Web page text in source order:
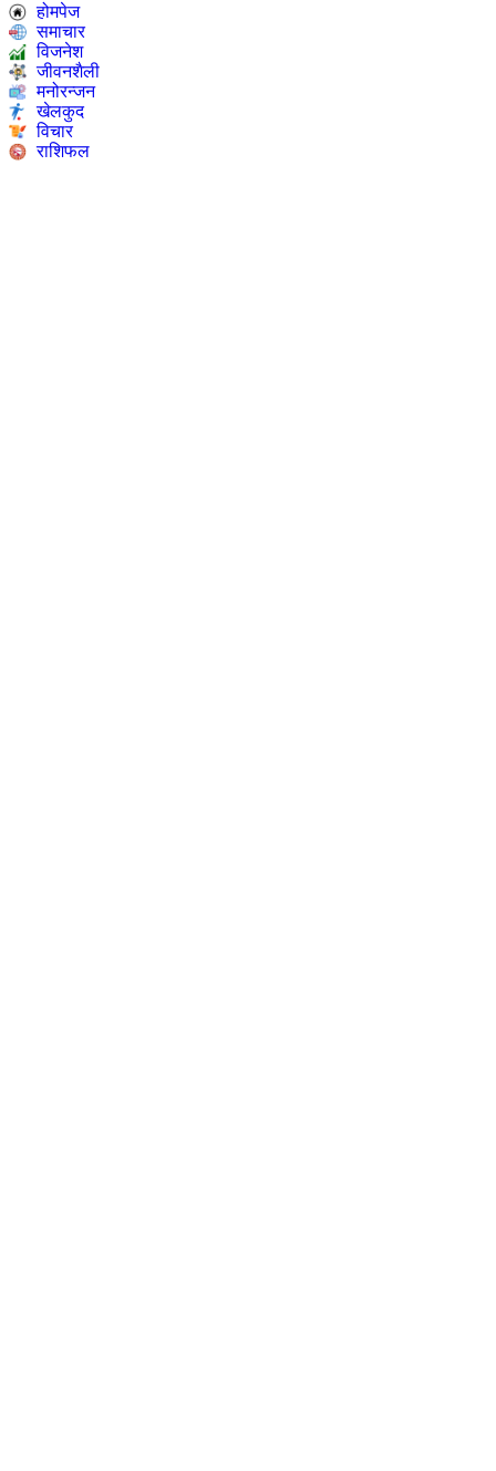
होमपेज
समाचार
विजनेश
जीवनशैली
मनोरन्जन
खेलकुद
विचार
राशिफल